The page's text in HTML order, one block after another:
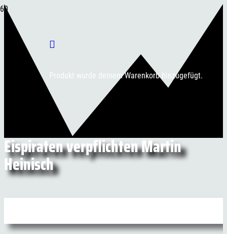
Produkt wurde deinem Warenkorb hinzugefügt.
Eispiraten verpflichten Martin
Heinisch